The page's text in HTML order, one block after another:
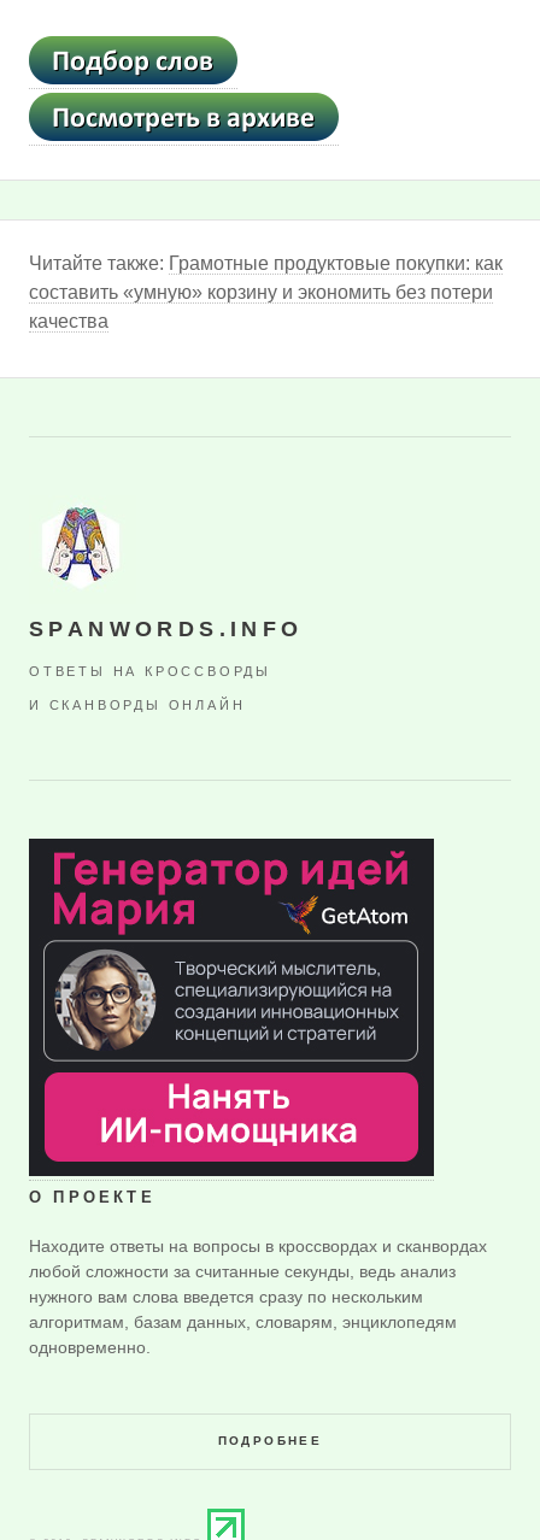
Читайте также: Грамотные продуктовые покупки: как
составить «умную» корзину и экономить без потери
качества
SPANWORDS.INFO
ОТВЕТЫ НА КРОССВОРДЫ
И СКАНВОРДЫ ОНЛАЙН
О ПРОЕКТЕ
Находите ответы на вопросы в кроссвордах и сканвордах
любой сложности за считанные секунды, ведь анализ
нужного вам слова введется сразу по нескольким
алгоритмам, базам данных, словарям, энциклопедям
одновременно.
ПОДРОБНЕЕ